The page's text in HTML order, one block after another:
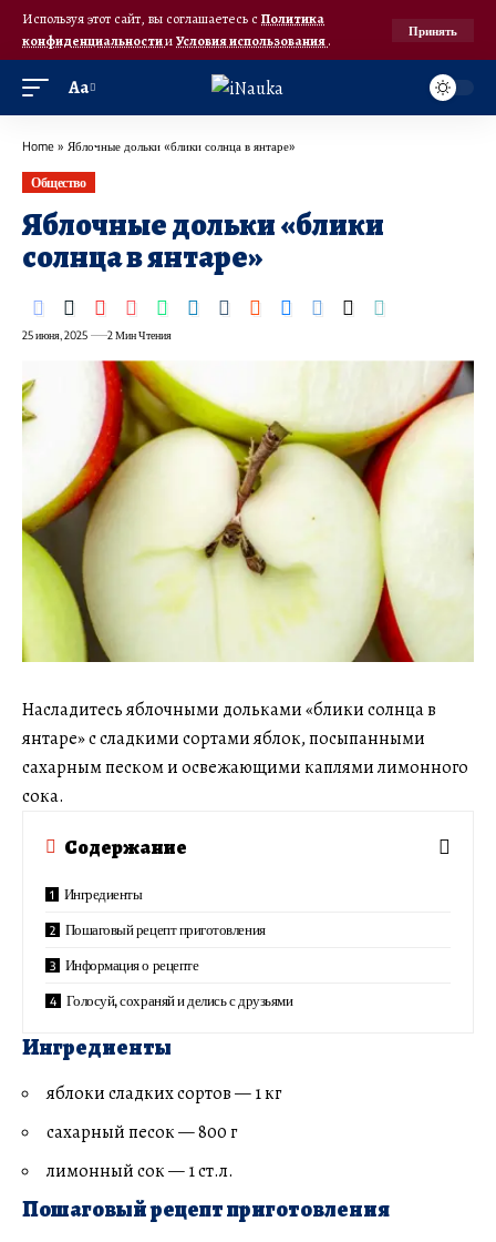
Используя этот сайт, вы соглашаетесь с Политика
конфиденциальностииУсловия использования.
Принять
Аа
Home » Яблочные дольки «блики солнца в янтаре»
Общество
Яблочные дольки «блики
солнца в янтаре»
25 июня, 2025 2 Мин Чтения
Насладитесь яблочными дольками «блики солнца в
янтаре» с сладкими сортами яблок, посыпанными
сахарным песком и освежающими каплями лимонного
сока.
Содержание
Ингредиенты
Пошаговый рецепт приготовления
Информация о рецепте
Голосуй, сохраняй и делись с друзьями
Ингредиенты
яблоки сладких сортов — 1 кг
сахарный песок — 800 г
лимонный сок — 1 ст.л.
Пошаговый рецепт приготовления